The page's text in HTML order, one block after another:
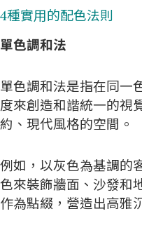
4種實用的配色法則
單色調和法
單色調和法是指在同一
度來創造和諧統一的視
約、現代風格的空間。
例如，以灰色為基調的
色來裝飾牆面、沙發和
作為點綴，營造出高雅